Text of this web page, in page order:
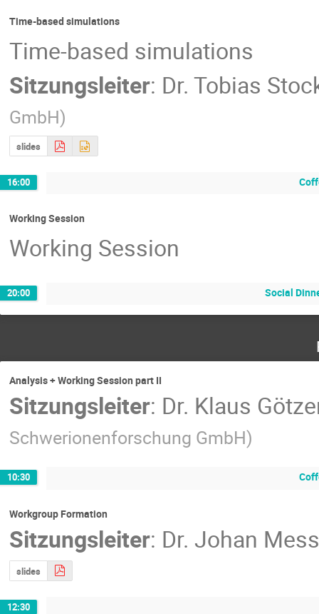
Time-based simulations
Time-based simulations
Sitzungsleiter: Dr. Tobias
GmbH)
slides
16:00
Working Session
Working Session
20:00 Social
Analysis + Working Session part II
Sitzungsleiter: Dr. Klaus
Schwerionenforschung GmbH)
10:30
Workgroup Formation
Sitzungsleiter: Dr. Johan
slides
12:30